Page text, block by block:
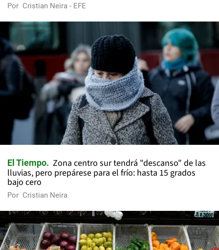
Por Cristian Neira - EFE
El Tiempo
Zona centro sur tendrá "descanso" de las
lluvias, pero prepárese para el frío: hasta 15 grados
bajo cero
Por Cristian Neira